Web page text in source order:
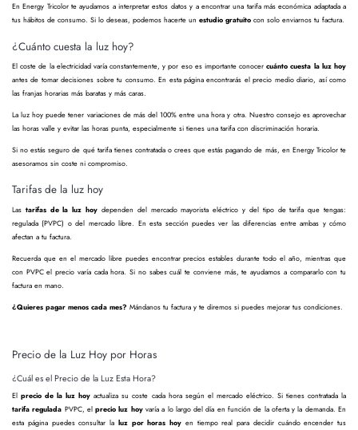
En Energy Tricolor te ayudamos a interpretar estos datos y a encontrar una tarifa más económica adaptada a
tus hábitos de consumo. Si lo deseas, podemos hacerte un estudio gratuito con solo enviarnos tu factura.
¿Cuánto cuesta la luz hoy?
El coste de la electricidad varía constantemente, y por eso es importante conocercuánto cuesta la luz hoy
antes de tomar decisiones sobre tu consumo. En esta página encontrarás el precio medio diario, así como
las franjas horarias más baratas y más caras.
La luz hoy puede tener variaciones de más del 100% entre una hora y otra. Nuestro consejo es aprovechar
las horas valle y evitar las horas punta, especialmente si tienes una tarifa con discriminación horaria.
Si no estás seguro de qué tarifa tienes contratada o crees que estás pagando de más, en Energy Tricolor te
asesoramos sin coste ni compromiso.
Tarifas de la luz hoy
Las tarifas de la luz hoy dependen del mercado mayorista eléctrico y del tipo de tarifa que tengas:
regulada (PVPC) o del mercado libre. En esta sección puedes ver las diferencias entre ambas y cómo
afectan a tu factura.
Recuerda que en el mercado libre puedes encontrar precios estables durante todo el año, mientras que
con PVPC el precio varía cada hora. Si no sabes cuál te conviene más, te ayudamos a compararlo con tu
factura en mano.
¿Quieres pagar menos cada mes? Mándanos tu factura y te diremos si puedes mejorar tus condiciones.
Precio de la Luz Hoy por Horas
¿Cuál es el Precio de la Luz Esta Hora?
Elprecio de la luz hoy actualiza su coste cada hora según el mercado eléctrico. Si tienes contratada la
tarifa regulada PVPC, elprecio luz hoyvaría a lo largo del día en función de la oferta y la demanda. En
esta página puedes consultar la luz por horas hoy en tiempo real para decidir cuándo encender tus